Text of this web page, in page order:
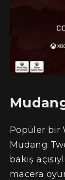
Popüler bir
Mudang
bakış
macera